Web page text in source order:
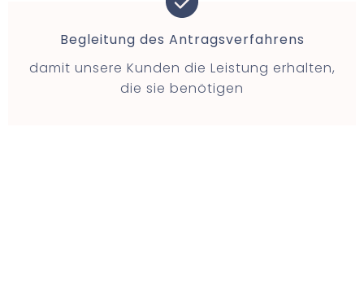
Begleitung des Antragsverfahrens
damit unsere Kunden die Leistung erhalten,
die sie benötigen